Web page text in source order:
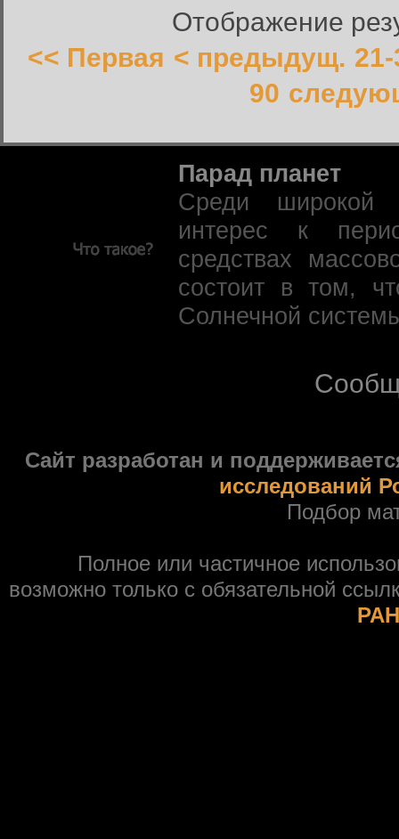
Отображение
<< Первая < предыдущ.
90
Парад планет
Среди широкой
интерес к
средствах
состоит в том,
Солнечной
Сайт разработан и
исследований
Подбор
Полное или частичное
возможно только с обязательной